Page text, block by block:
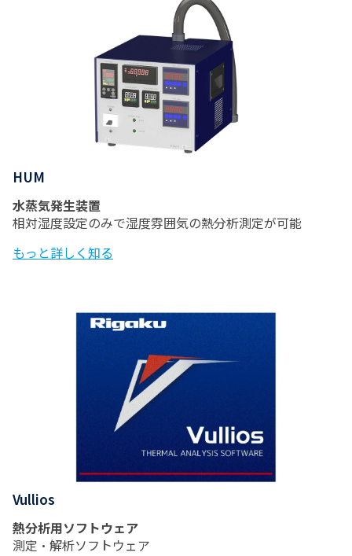
HUM
水蒸気発生装置
相対湿度設定のみで湿度雰囲気の熱分析測定が可能
もっと詳しく知る
Vullios
熱分析用ソフトウェア
測定・解析ソフトウェア